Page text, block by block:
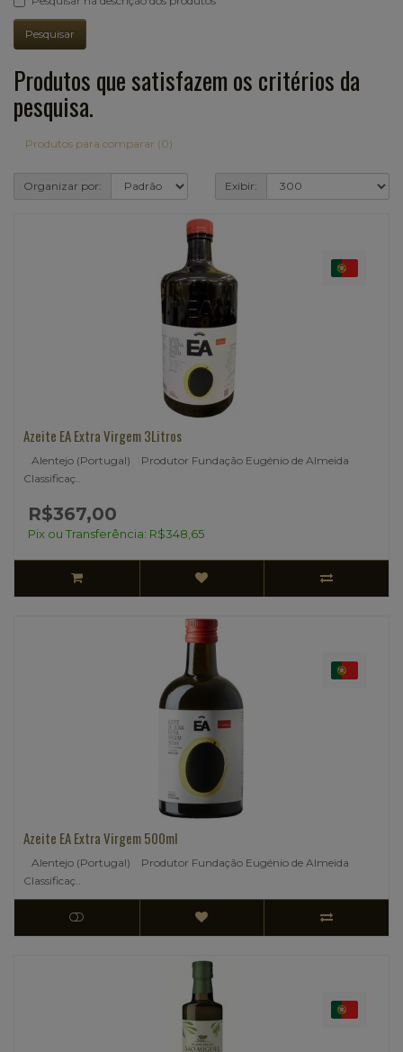
Produtos que satisfazem os critérios da
pesquisa.
Produtos para comparar (0)
Organizar por: Exibir:
Azeite EA Extra Virgem 3Litros
Alentejo (Portugal) Produtor Fundação Eugénio de Almeida
Classificaç..
R$367,00
Pix ou Transferência: R$348,65
Azeite EA Extra Virgem 500ml
Alentejo (Portugal) Produtor Fundação Eugénio de Almeida
Classificaç..